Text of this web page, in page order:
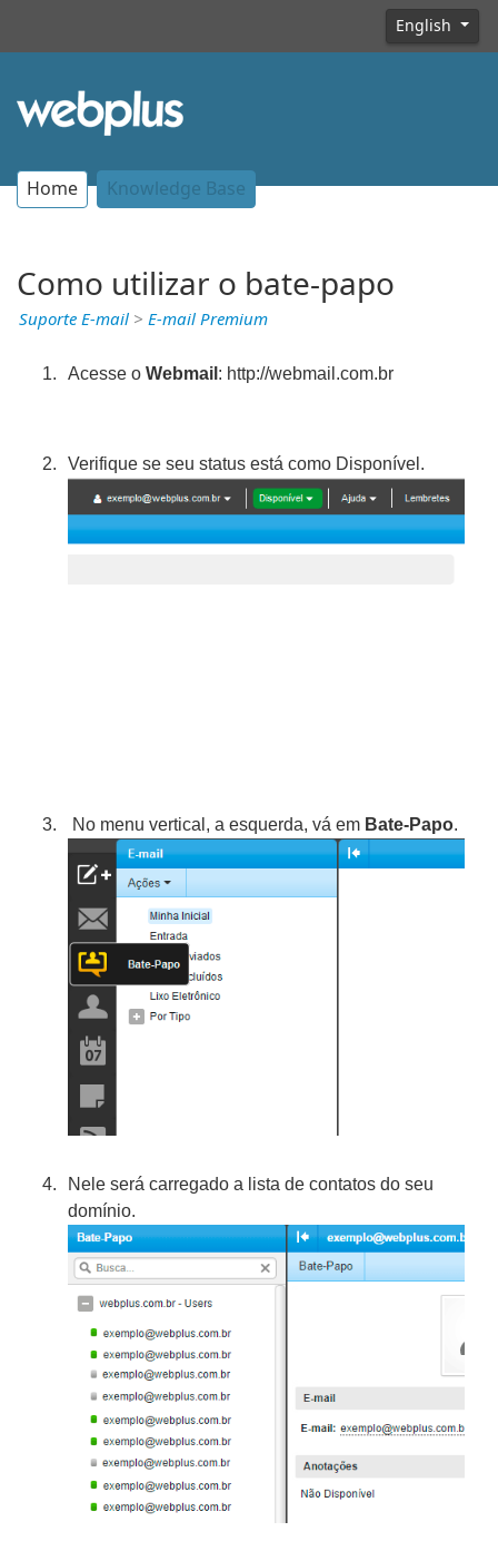
English
Home Knowledge Base
Como utilizar o bate-papo
Suporte E-mail > E-mail Premium
Acesse oWebmail : http://webmail.com.br
Verifique se seu status está como Disponível.
No menu vertical, a esquerda, vá em Bate-Papo.
Nele será carregado a lista de contatos do seu
domínio.